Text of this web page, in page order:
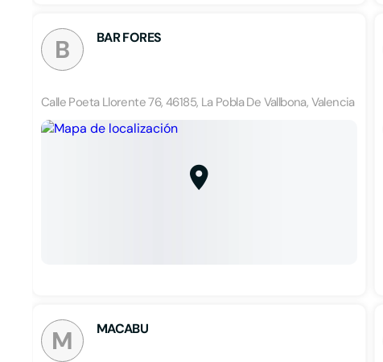
B BAR FORES
Calle Poeta Llorente 76, 46185, La Pobla De Vallbona, Valencia
M MACABU